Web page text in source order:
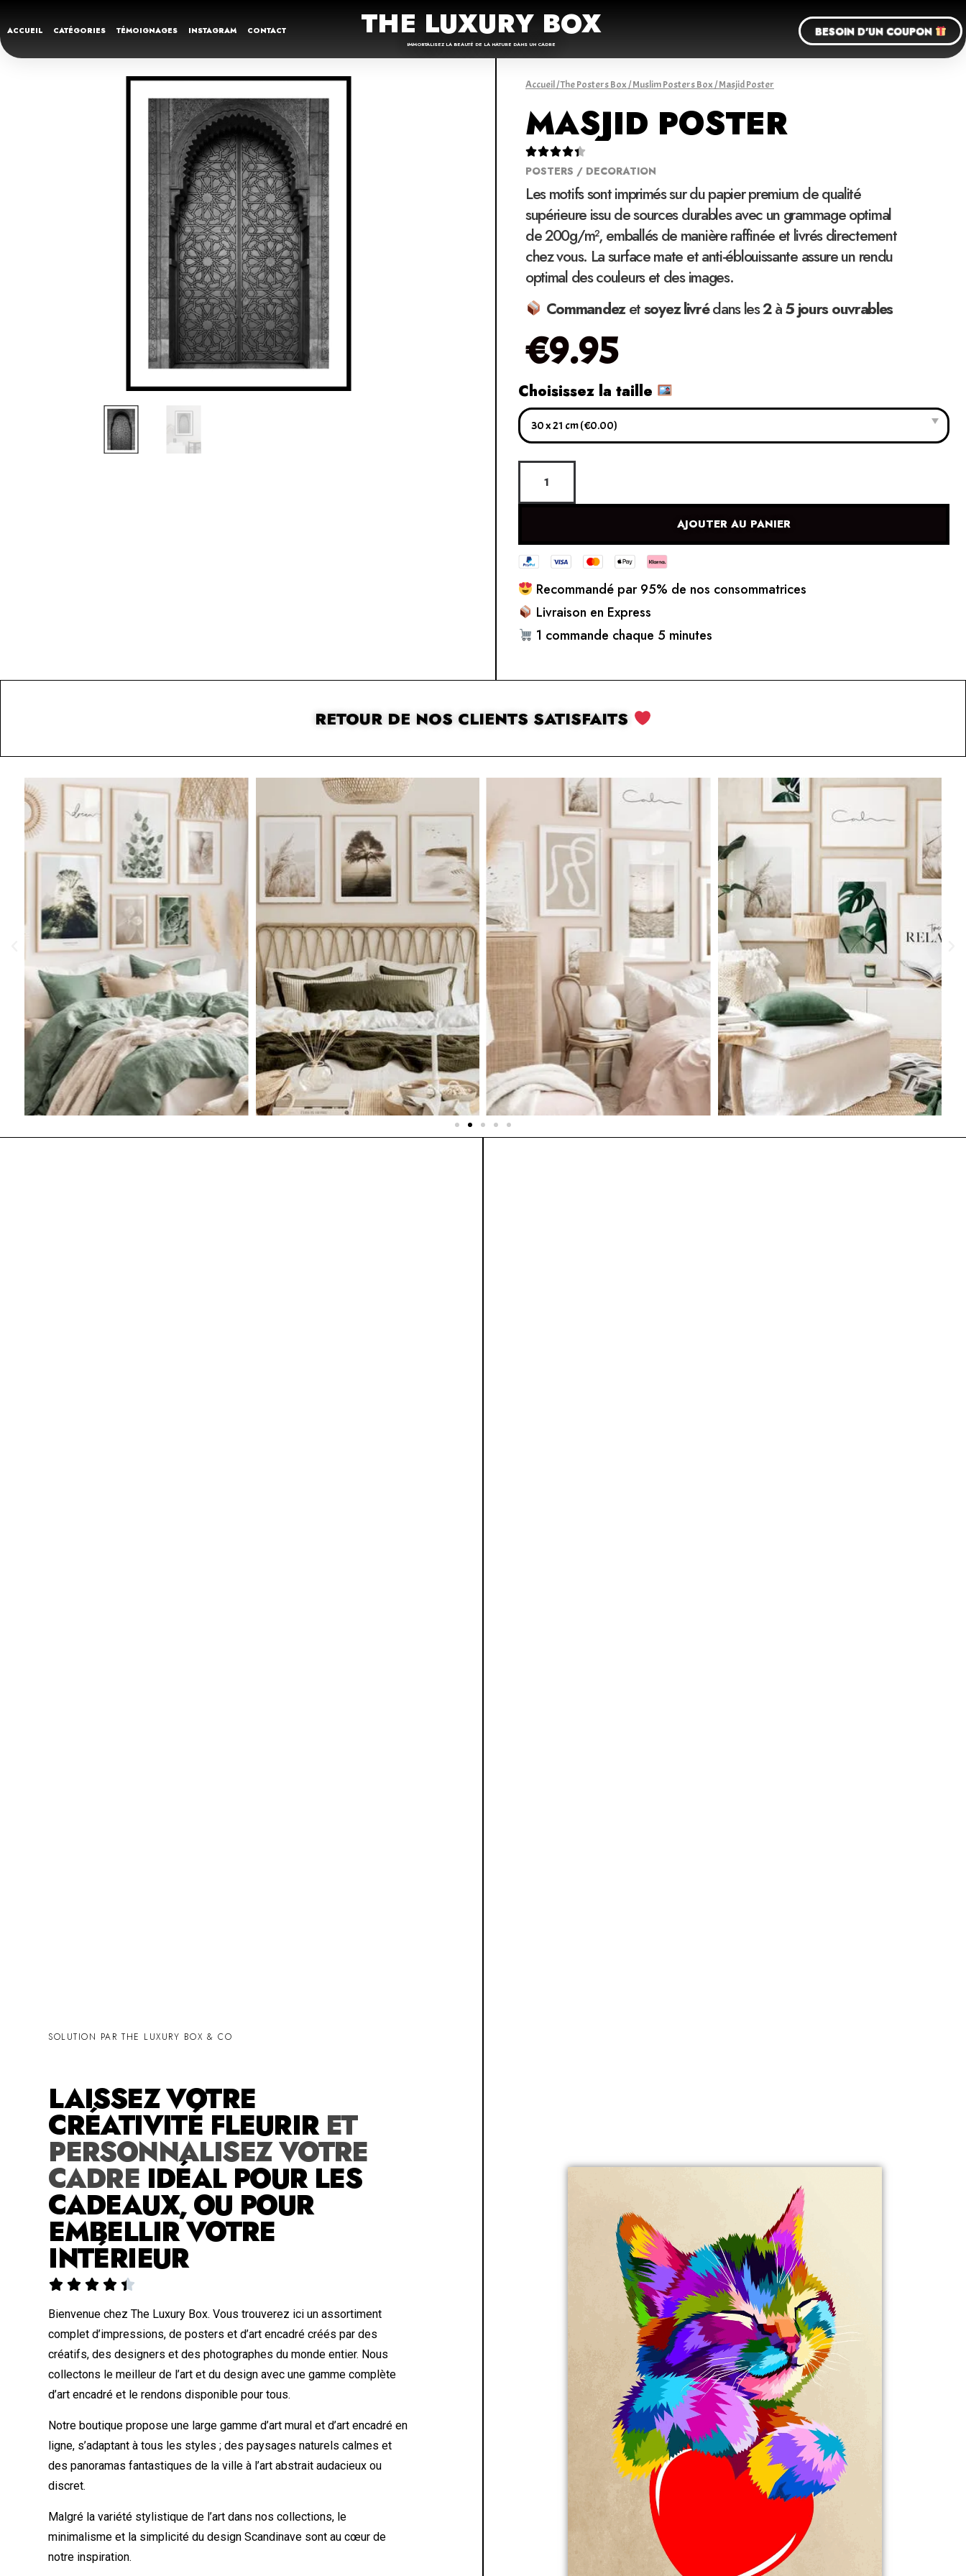
ACCUEIL CATÉGORIES TÉMOIGNAGES INSTAGRAM CONTACT THE LUXURY BOX
IMMORTALISEZ LA BEAUTÉ DE LA NATURE DANS UN CADRE
BESOIN D'UN COUPON
Accueil/The Posters Box/Muslim Posters Box/ Masjid Poster
MASJID POSTER

POSTERS / DECORATION
Les motifs sont imprimés sur du papier premium de qualité
supérieure issu de sources durables avec un grammage optimal
de 200g/m², emballés de manière raffinée et livrés directement
chez vous. La surface mate et anti-éblouissante assure un rendu
optimal des couleurs et des images.
Commandezetsoyezlivrédans les2à5 jours ouvrables
€9.95
Choisissez la taille
AJOUTER AU PANIER
Recommandé par 95% de nos consommatrices
Livraison en Express
1 commande chaque 5 minutes
RETOUR DE NOS CLIENTS SATISFAITS
SOLUTION PAR THE LUXURY BOX & CO
LAISSEZ VOTRE
CRÉATIVITÉ FLEURIR ET
PERSONNALISEZ VOTRE
CADRE IDÉAL POUR LES
CADEAUX, OU POUR
EMBELLIR VOTRE
INTÉRIEUR
    
Bienvenue chez The Luxury Box. Vous trouverez ici un assortiment
complet d’impressions, de posters et d’art encadré créés par des
créatifs, des designers et des photographes du monde entier. Nous
collectons le meilleur de l’art et du design avec une gamme complète
d’art encadré et le rendons disponible pour tous.
Notre boutique propose une large gamme d’art mural et d’art encadré en
ligne, s’adaptant à tous les styles ; des paysages naturels calmes et
des panoramas fantastiques de la ville à l’art abstrait audacieux ou
discret.
Malgré la variété stylistique de l’art dans nos collections, le
minimalisme et la simplicité du design Scandinave sont au cœur de
notre inspiration.